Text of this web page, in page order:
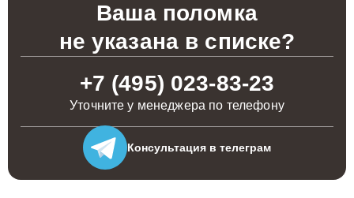
Ваша поломка
не указана в списке?
+7 (495) 023-83-23
Уточните у менеджера по телефону
Консультация в телеграм